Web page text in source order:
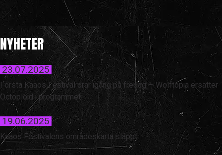
NYHETER
23.07.2025
Första Kaaos Festival drar igång på fredag – Wolftopia ersätter
Octoploid i programmet
19.06.2025
Kaaos Festivalens områdeskarta släppt